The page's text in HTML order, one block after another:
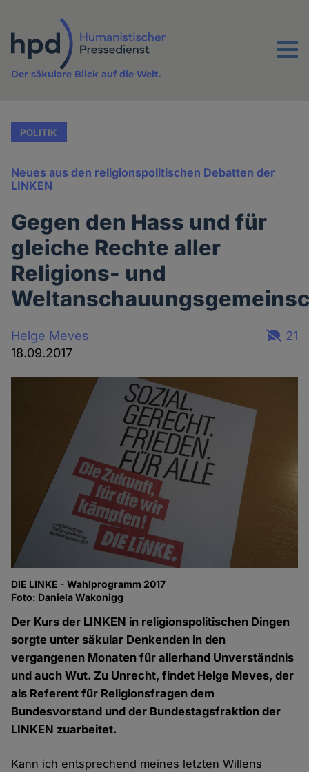
Inhalt
Menu
Der säkulare Blick auf die Welt.
POLITIK
Neues aus den religionspolitischen Debatten der
LINKEN
Gegen den Hass und für
gleiche Rechte aller
Religions- und
Helge Meves
18.09.2017
21
DIE LINKE - Wahlprogramm 2017
Foto: Daniela Wakonigg
Der Kurs der LINKEN in religionspolitischen Dingen
sorgte unter säkular Denkenden in den
vergangenen Monaten für allerhand Unverständnis
und auch Wut. Zu Unrecht, findet Helge Meves, der
als Referent für Religionsfragen dem
Bundesvorstand und der Bundestagsfraktion der
LINKEN zuarbeitet.
Kann ich entsprechend meines letzten Willens